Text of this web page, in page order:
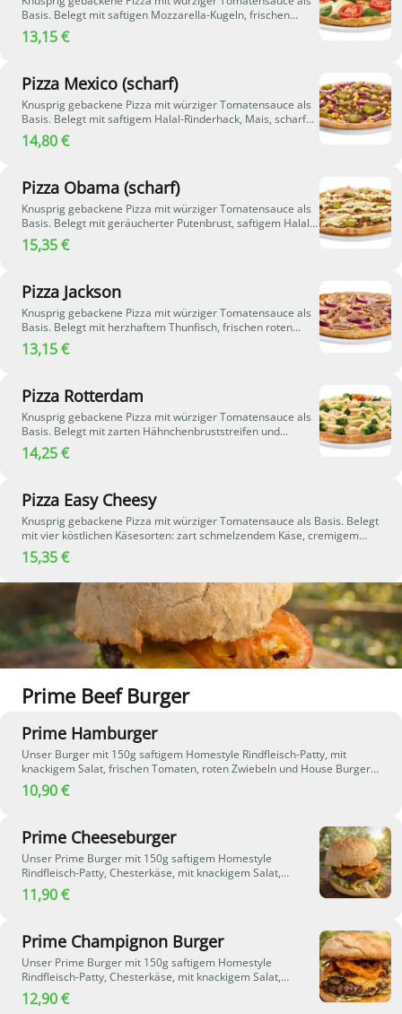
Basis. Belegt mit saftigen Mozzarella-Kugeln, frischen
Tomaten und aromatischem Pesto. Zart schmelzender
Käse rundet die mediterrane Kombination perfekt ab und
13,15 €
Pizza Mexico (scharf)
Knusprig gebackene Pizza mit würziger Tomatensauce als
Basis. Belegt mit saftigem Halal-Rinderhack, Mais, scharfen
Jalapeños und frischen roten Zwiebeln. Zart schmelzender
Käse rundet die würzige und leicht feurige Kombination
14,80 €
Pizza Obama (scharf)
Knusprig gebackene Pizza mit würziger Tomatensauce als
Basis. Belegt mit geräucherter Putenbrust, saftigem Halal-
Rinderhack und scharfen Jalapeños. Cremige Sauce
Hollandaise und zart schmelzender Käse verleihen der
15,35 €
Pizza Jackson
Knusprig gebackene Pizza mit würziger Tomatensauce als
Basis. Belegt mit herzhaftem Thunfisch, frischen roten
Zwiebeln und zart schmelzendem Käse, die zusammen für
einen kräftigen und aromatischen Geschmack sorgen.
13,15 €
Pizza Rotterdam
Knusprig gebackene Pizza mit würziger Tomatensauce als
Basis. Belegt mit zarten Hähnchenbruststreifen und
Broccoli. Cremige Sauce Hollandaise und zart
schmelzender Käse verleihen der Pizza eine besonders
14,25 €
Pizza Easy Cheesy
Knusprig gebackene Pizza mit würziger Tomatensauce als Basis. Belegt
mit vier köstlichen Käsesorten: zart schmelzendem Käse, cremigem
Hirtenkäse, saftigen Mozzarella-Kugeln und aromatischem Grana
Padano. Die vielfältige Käsekombination sorgt für ein besonders
Käseliebhaber.
15,35 €
Prime Beef Burger
Prime Hamburger
Unser Burger mit 150g saftigem Homestyle Rindfleisch-Patty, mit
knackigem Salat, frischen Tomaten, roten Zwiebeln und House Burger
Sauce.
10,90 €
Prime Cheeseburger
Unser Prime Burger mit 150g saftigem Homestyle
Rindfleisch-Patty, Chesterkäse, mit knackigem Salat,
frischen Tomaten, roten Zwiebeln und House Burger Sauce.
11,90 €
Prime Champignon Burger
Unser Prime Burger mit 150g saftigem Homestyle
Rindfleisch-Patty, Chesterkäse, mit knackigem Salat,
gebratenen Champignons und Zwiebeln, und House Burger
Sauce.
12,90 €